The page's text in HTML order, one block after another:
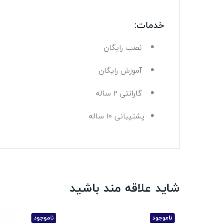
خدمات:
نصب رايگان
آموزش رايگان
گارانتی 2 ساله
پشتيبانی 10 ساله
شاید علاقه مند باشید
ناموجود ناموجود